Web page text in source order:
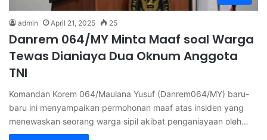
admin April 21, 2025 25
Danrem 064/MY Minta Maaf soal Warga
Tewas Dianiaya Dua Oknum Anggota
TNI
Komandan Korem 064/Maulana Yusuf (Danrem064/MY) baru-
baru ini menyampaikan permohonan maaf atas insiden yang
menewaskan seorang warga sipil akibat penganiayaan oleh…